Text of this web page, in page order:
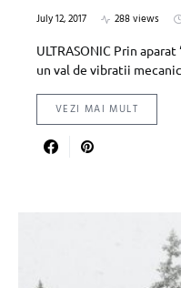
July 12, 2017 288 views
ULTRASONIC Prin
un val de vibratii
VEZI MAI MULT